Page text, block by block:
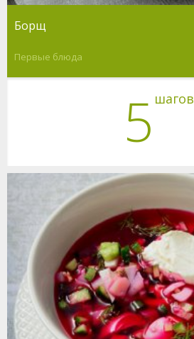
Борщ
Первые блюда
5 шагов